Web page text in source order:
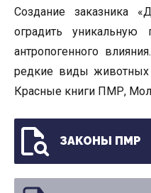
Создание заказника
оградить уникальную
антропогенного
редкие виды
Красные книги ПМР,
ЗАКОНЫ ПМР